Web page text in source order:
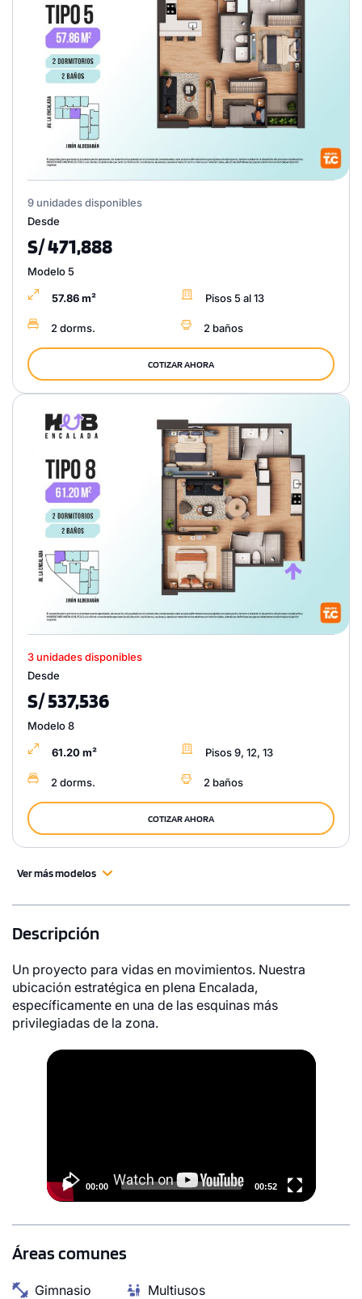
9 unidades disponibles
Desde
S/ 471,888
Modelo 5
57.86 m² Pisos 5 al 13
2 dorms. 2 baños
COTIZAR AHORA
3 unidades disponibles
Desde
S/ 537,536
Modelo 8
61.20 m² Pisos 9, 12, 13
2 dorms. 2 baños
COTIZAR AHORA
Ver más modelos
Descripción
Un proyecto para vidas en movimientos. Nuestra
ubicación estratégica en plena Encalada,
específicamente en una de las esquinas más
privilegiadas de la zona.
Video
00:00 00:52
Áreas comunes
Gimnasio
Multiusos